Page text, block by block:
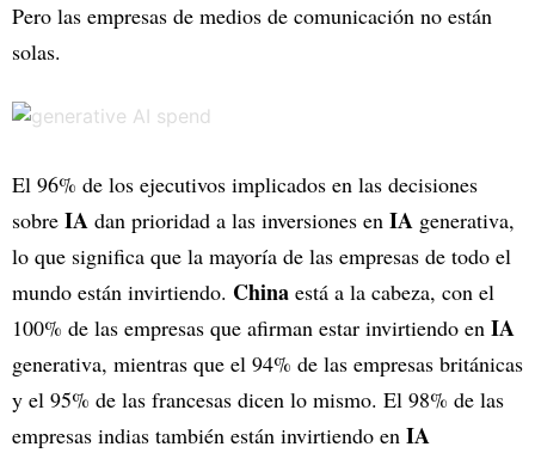
Pero las empresas de medios de comunicación no están
solas.
El 96% de los ejecutivos implicados en las decisiones
sobre IA dan prioridad a las inversiones en IA generativa,
lo que significa que la mayoría de las empresas de todo el
mundo están invirtiendo. China está a la cabeza, con el
100% de las empresas que afirman estar invirtiendo en IA
generativa, mientras que el 94% de las empresas británicas
y el 95% de las francesas dicen lo mismo. El 98% de las
empresas indias también están invirtiendo en IA